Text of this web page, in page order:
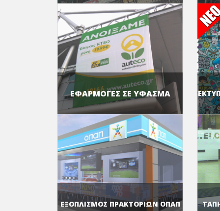
ΕΦΑΡΜΟΓΕΣ ΣΕ ΥΦΑΣΜΑ
ΕΞΟΠΛΙΣΜΟΣ ΠΡΑΚΤΟΡΙΩΝ ΟΠΑΠ